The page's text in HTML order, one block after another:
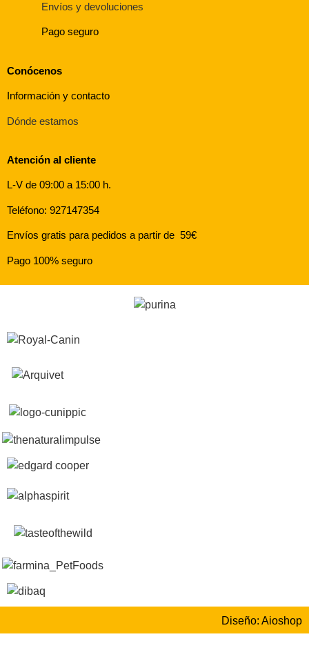
Envíos y devoluciones
Pago seguro
Conócenos
Información y contacto
Dónde estamos
Atención al cliente
L-V de 09:00 a 15:00 h.
Teléfono: 927147354
Envíos gratis para pedidos a partir de 59€
Pago 100% seguro
Diseño: Aioshop